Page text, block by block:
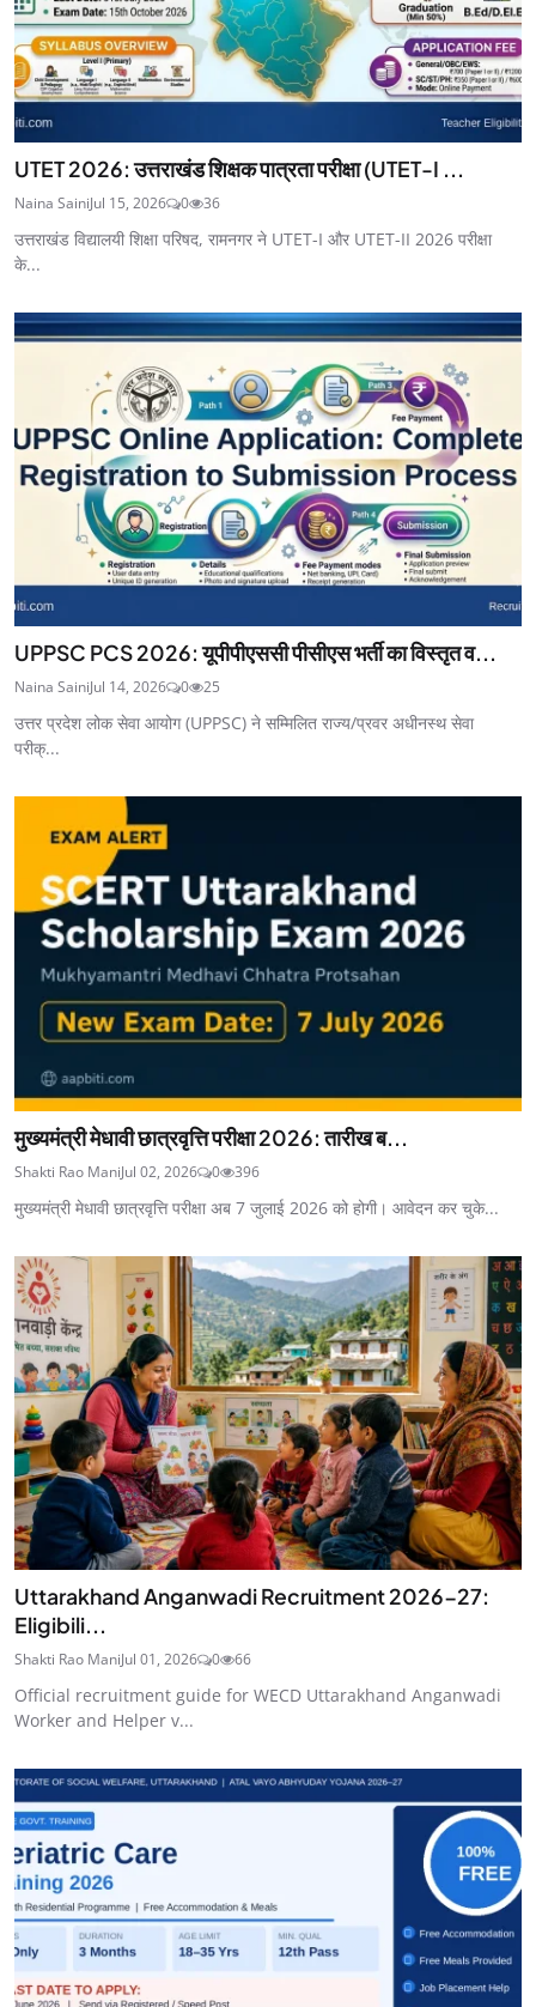
UTET 2026: उत्तराखंड शिक्षक पात्रता परीक्षा (UTET-I ...
Naina SainiJul 15, 2026 0 36
उत्तराखंड विद्यालयी शिक्षा परिषद, रामनगर ने UTET-I और UTET-II 2026 परीक्षा
के...
UPPSC PCS 2026: यूपीपीएससी पीसीएस भर्ती का विस्तृत व...
Naina SainiJul 14, 2026 0 25
उत्तर प्रदेश लोक सेवा आयोग (UPPSC) ने सम्मिलित राज्य/प्रवर अधीनस्थ सेवा
परीक्...
मुख्यमंत्री मेधावी छात्रवृत्ति परीक्षा 2026: तारीख ब...
Shakti Rao ManiJul 02, 2026 0 396
मुख्यमंत्री मेधावी छात्रवृत्ति परीक्षा अब 7 जुलाई 2026 को होगी। आवेदन कर चुके...
Uttarakhand Anganwadi Recruitment 2026-27:
Eligibili...
Shakti Rao ManiJul 01, 2026 0 66
Official recruitment guide for WECD Uttarakhand Anganwadi
Worker and Helper v...